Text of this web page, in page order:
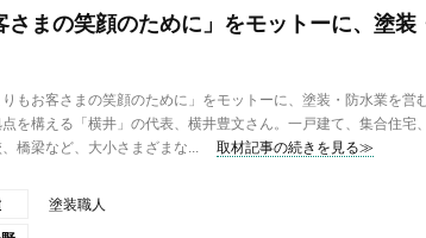
さまの笑顔のために」をモットーに、塗装
もお客さまの笑顔のために」をモットーに、塗装・防水業を営
点を構える「横井」の代表、横井豊文さん。一戸建て、集合住宅
橋梁など、大小さまざまな...
取材記事の続きを見る≫
塗装職人